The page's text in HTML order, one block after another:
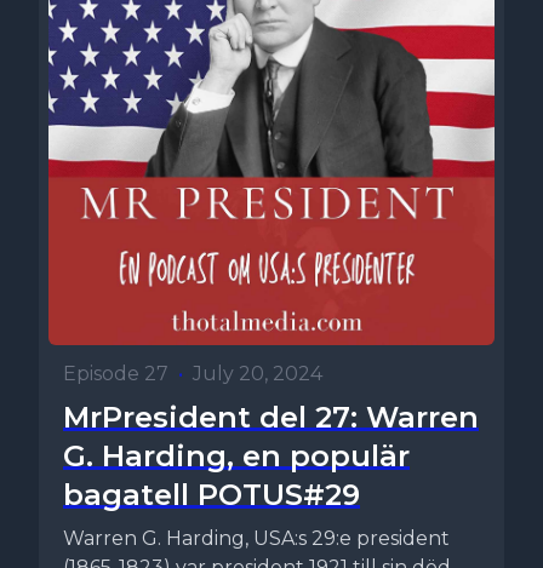
Episode 27 • July 20, 2024
MrPresident del 27: Warren
G. Harding, en populär
bagatell POTUS#29
Warren G. Harding, USA:s 29:e president